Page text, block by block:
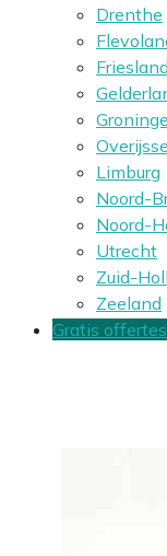
Drenthe
Friesland
Limburg
Noord-
Noord-
Utrecht
Zuid-
Zeeland
Gratis offertes